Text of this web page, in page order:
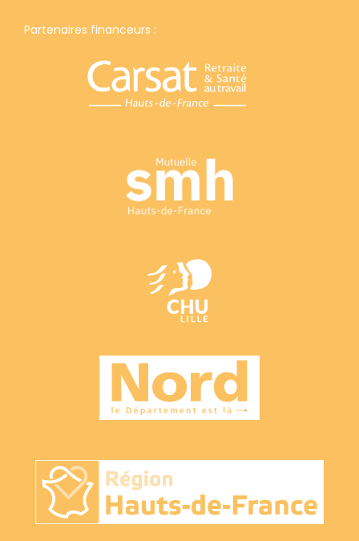
Partenaires financeurs :